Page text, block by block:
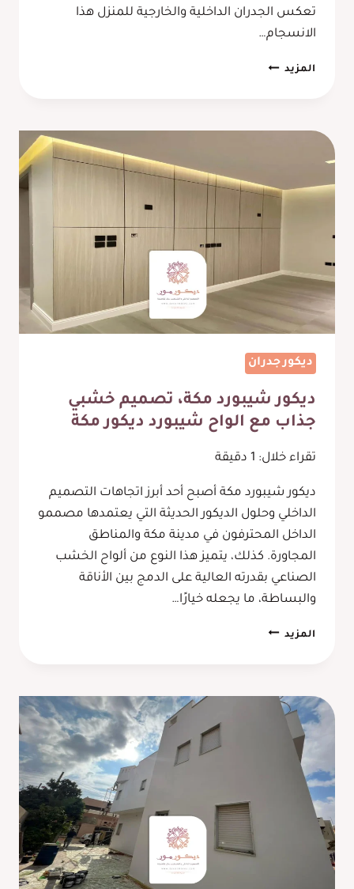
تعكس الجدران الداخلية والخارجية للمنزل هذا
الانسجام…
المزيد تركيب
مكة،
مع
صفائح
بديل
ديكور جدران
ديكور شيبورد مكة، تصميم خشبي
جذاب مع الواح شيبورد ديكور مكة
تقراء خلال: دقيقة
ديكور شيبورد مكة أصبح أحد أبرز اتجاهات التصميم
الداخلي وحلول الديكور الحديثة التي يعتمدها مصممو
الداخل المحترفون في مدينة مكة والمناطق
المجاورة. كذلك، يتميز هذا النوع من ألواح الخشب
الصناعي بقدرته العالية على الدمج بين الأناقة
والبساطة، ما يجعله خيارًا…
المزيد ديكور
خشبي
جذاب